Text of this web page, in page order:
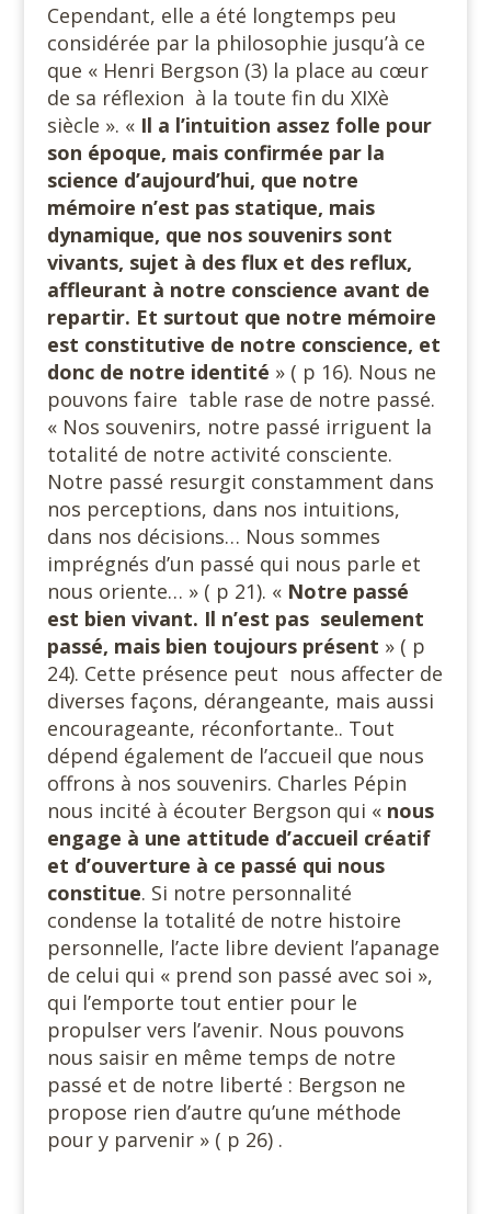
Cependant, elle a été longtemps peu
considérée par la philosophie jusqu’à ce
que « Henri Bergson (3) la place au cœur
de sa réflexion à la toute fin du XIXè
siècle ». « Il a l’intuition assez folle pour
son époque, mais confirmée par la
science d’aujourd’hui, que notre
mémoire n’est pas statique, mais
dynamique, que nos souvenirs sont
vivants, sujet à des flux et des reflux,
affleurant à notre conscience avant de
repartir. Et surtout que notre mémoire
est constitutive de notre conscience, et
donc de notre identité » ( p 16). Nous ne
pouvons faire table rase de notre passé.
« Nos souvenirs, notre passé irriguent la
totalité de notre activité consciente.
Notre passé resurgit constamment dans
nos perceptions, dans nos intuitions,
dans nos décisions… Nous sommes
imprégnés d’un passé qui nous parle et
nous oriente… » ( p 21). « Notre passé
est bien vivant. Il n’est pas seulement
passé, mais bien toujours présent » ( p
24). Cette présence peut nous affecter de
diverses façons, dérangeante, mais aussi
encourageante, réconfortante.. Tout
dépend également de l’accueil que nous
offrons à nos souvenirs. Charles Pépin
nous incité à écouter Bergson qui « nous
engage à une attitude d’accueil créatif
et d’ouverture à ce passé qui nous
constitue. Si notre personnalité
condense la totalité de notre histoire
personnelle, l’acte libre devient l’apanage
de celui qui « prend son passé avec soi »,
qui l’emporte tout entier pour le
propulser vers l’avenir. Nous pouvons
nous saisir en même temps de notre
passé et de notre liberté : Bergson ne
propose rien d’autre qu’une méthode
pour y parvenir » ( p 26) .